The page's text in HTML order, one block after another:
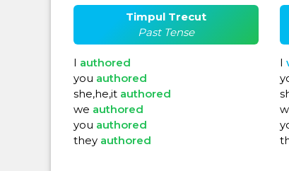
Timpul Trecut
Past Tense
I authored
you authored
she,he,it authored
we authored
you authored
they authored
I